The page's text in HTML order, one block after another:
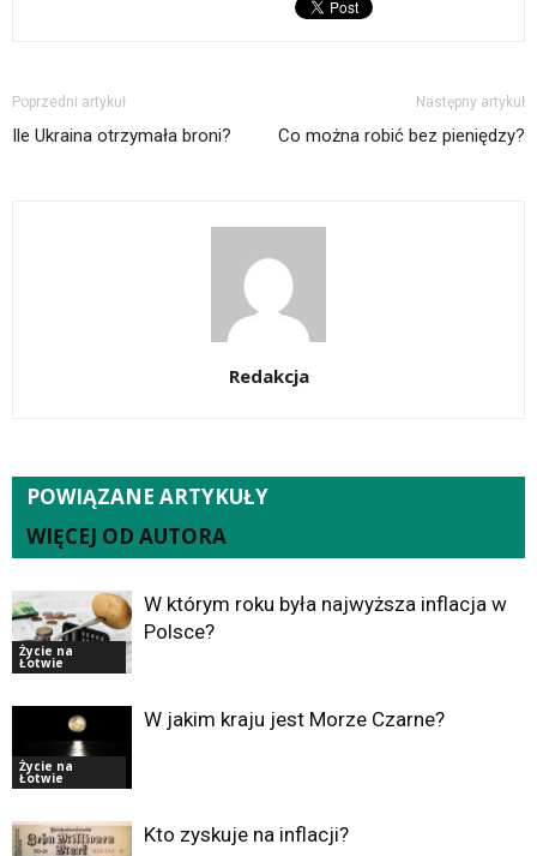
Poprzedni artykuł
Ile Ukraina otrzymała broni?
Następny artykuł
Co można robić bez pieniędzy?
Redakcja
POWIĄZANE ARTYKUŁY
WIĘCEJ OD AUTORA
Życie na
Łotwie
W którym roku była najwyższa inflacja w
Polsce?
Życie na
Łotwie
W jakim kraju jest Morze Czarne?
Kto zyskuje na inflacji?